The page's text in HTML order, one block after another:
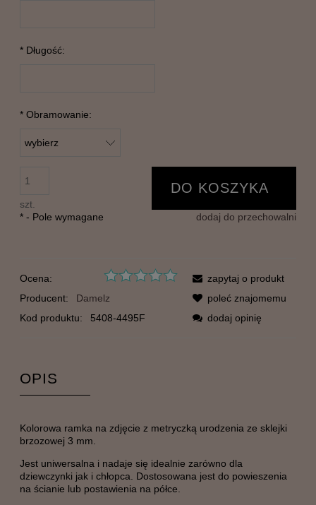
* Długość:
* Obramowanie:
szt.
DO KOSZYKA
dodaj do przechowalni
* - Pole wymagane
Ocena:
Producent:
Damelz
Kod produktu:
5408-4495F
zapytaj o produkt
poleć znajomemu
dodaj opinię
OPIS
Kolorowa ramka na zdjęcie z metryczką urodzenia ze sklejki
brzozowej 3 mm.
Jest uniwersalna i nadaje się idealnie zarówno dla
dziewczynki jak i chłopca. Dostosowana jest do powieszenia
na ścianie lub postawienia na półce.